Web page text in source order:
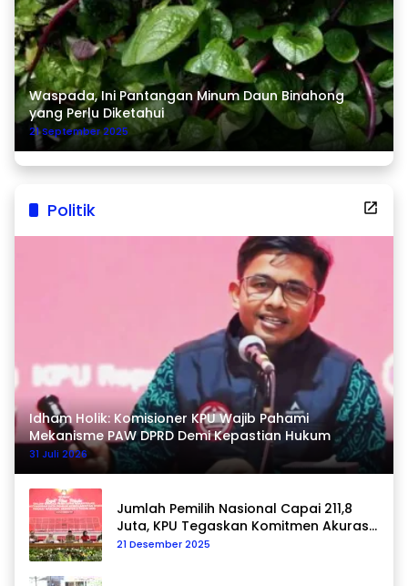
Waspada, Ini Pantangan Minum Daun Binahong
yang Perlu Diketahui
21 September 2025
Politik
Idham Holik: Komisioner KPU Wajib Pahami
Mekanisme PAW DPRD Demi Kepastian Hukum
31 Juli 2026
Jumlah Pemilih Nasional Capai 211,8
Juta, KPU Tegaskan Komitmen Akurasi
Data Berkelanjutan
21 Desember 2025